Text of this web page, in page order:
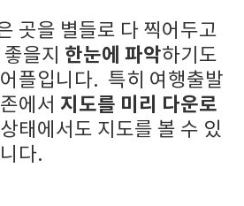
곳을 별들로 다 찍어두고
을지 한눈에 파악하기도
플입니다. 특히 여행출발
에서 지도를 미리 다운로
태에서도 지도를 볼 수 있
다.